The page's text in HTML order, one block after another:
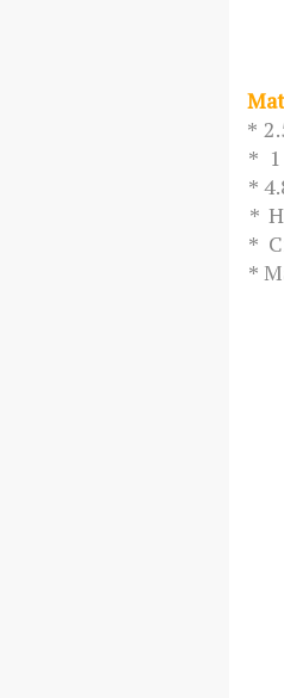
*
*
*
*
*
*